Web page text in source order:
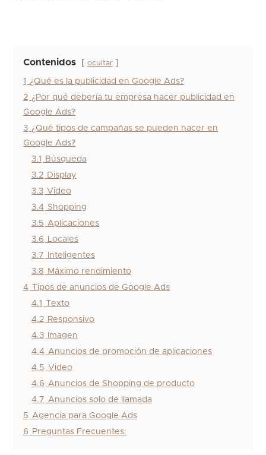
Contenidos ocultar
1 ¿Qué es la publicidad en Google Ads?
2 ¿Por qué debería tu empresa hacer publicidad en
Google Ads?
3 ¿Qué tipos de campañas se pueden hacer en
Google Ads?
3.1
Búsqueda
3.2 Display
3.3 Video
3.4 Shopping
3.5 Aplicaciones
3.6
Locales
3.7
Inteligentes
3.8
Máximo rendimiento
4
Tipos de anuncios de Google Ads
4.1
Texto
4.2 Responsivo
4.3
Imagen
4.4 Anuncios de promoción de aplicaciones
4.5 Video
4.6 Anuncios de Shopping de producto
4.7 Anuncios solo de llamada
5 Agencia para Google Ads
6
Preguntas Frecuentes: